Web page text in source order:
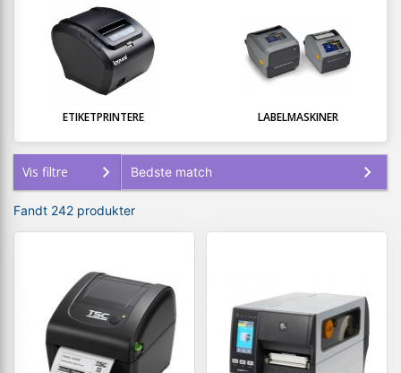
ETIKETPRINTERE LABELMASKINER
Vis filtre
Fandt 242 produkter